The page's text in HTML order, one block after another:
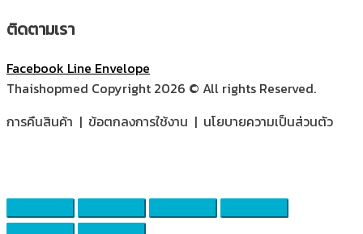
ติดตามเรา
Facebook Line Envelope
Thaishopmed Copyright 2026 © All rights Reserved.
การคืนสินค้า | ข้อตกลงการใช้งาน | นโยบายความเป็นส่วนตัว